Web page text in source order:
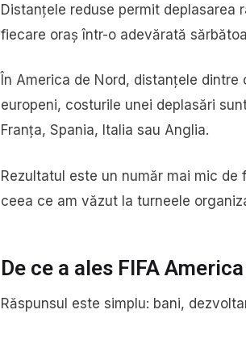
Distanțele reduse permit deplasarea
fiecare oraș într-o adevărată
În America de Nord, distanțele
europeni, costurile unei deplasări
Franța, Spania, Italia sau Anglia.
Rezultatul este un număr mai mic
ceea ce am văzut la turneele
De ce a ales FIFA
Răspunsul este simplu: bani,